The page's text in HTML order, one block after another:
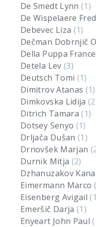
De Smedt Lynn(1)
De Wispelaere
Debevec Liza (1)
Dečman Dobrnjič
Della Puppa
Detela Lev (3)
Deutsch Tomi (1)
Dimitrov Atanas (1)
Dimkovska Lidija
Ditrich Tamara(1)
Dotsey Senyo (1)
Drljača Dušan(1)
Drnovšek Marjan
Durnik Mitja (2)
Dzhanuzakov
Eimermann Marco
Eisenberg Avigail
Emeršič Darja(1)
Enyeart John Paul